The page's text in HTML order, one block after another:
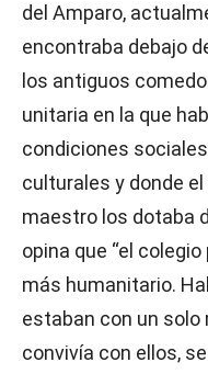
del Amparo,
encontraba debajo
los antiguos
unitaria en la que
condiciones
culturales y donde
maestro los dotaba
opina que “el
más humanitario.
estaban con un
convivía con ellos,